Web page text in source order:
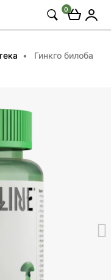
0
Гинкго билоба